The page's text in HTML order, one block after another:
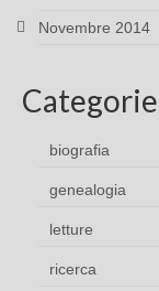
Novembre 2014
Categorie
biografia
genealogia
letture
ricerca